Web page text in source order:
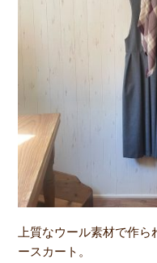
上質なウール素材で作
ースカート。